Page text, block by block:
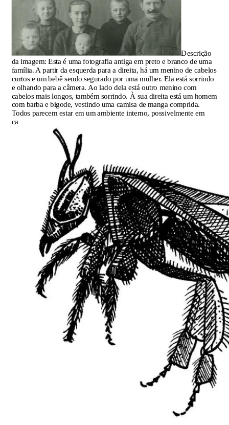
Descrição
da imagem:Esta é uma fotografia antiga em preto e branco de uma
família. A partir da esquerda para a direita, há um menino de cabelos
curtos e um bebê sendo segurado por uma mulher. Ela está sorrindo
e olhando para a câmera. Ao lado dela está outro menino com
cabelos mais longos, também sorrindo. À sua direita está um homem
com barba e bigode, vestindo uma camisa de manga comprida.
Todos parecem estar em um ambiente interno, possivelmente em
casa.